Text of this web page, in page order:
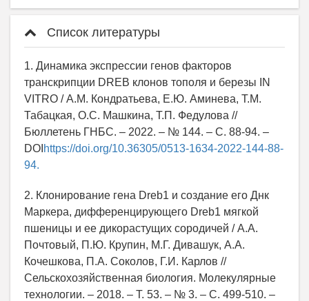
Список литературы
1. Динамика экспрессии генов факторов
транскрипции DREB клонов тополя и березы IN
VITRO / А.М. Кондратьева, Е.Ю. Аминева, Т.М.
Табацкая, О.С. Машкина, Т.П. Федулова //
Бюллетень ГНБС. – 2022. – № 144. – С. 88-94. –
DOI https://doi.org/10.36305/0513-1634-2022-144-88-
94.
2. Клонирование гена Dreb1 и создание его Днк
Маркера, дифференцирующего Dreb1 мягкой
пшеницы и ее дикорастущих сородичей / А.А.
Почтовый, П.Ю. Крупин, М.Г. Дивашук, А.А.
Кочешкова, П.А. Соколов, Г.И. Карлов //
Сельскохозяйственная биология. Молекулярные
технологии. – 2018. – Т. 53. – № 3. – С. 499-510. –